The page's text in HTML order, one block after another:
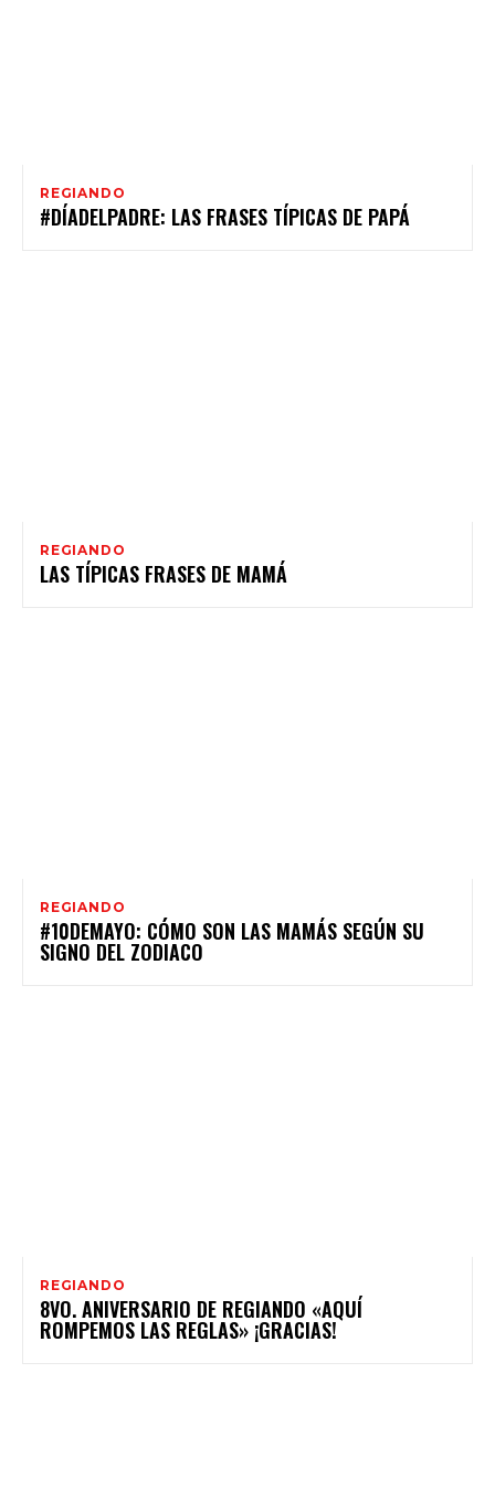
REGIANDO
#DÍADELPADRE: LAS FRASES TÍPICAS DE PAPÁ
REGIANDO
LAS TÍPICAS FRASES DE MAMÁ
REGIANDO
#10DEMAYO: CÓMO SON LAS MAMÁS SEGÚN SU
SIGNO DEL ZODIACO
REGIANDO
8VO. ANIVERSARIO DE REGIANDO «AQUÍ
ROMPEMOS LAS REGLAS» ¡GRACIAS!